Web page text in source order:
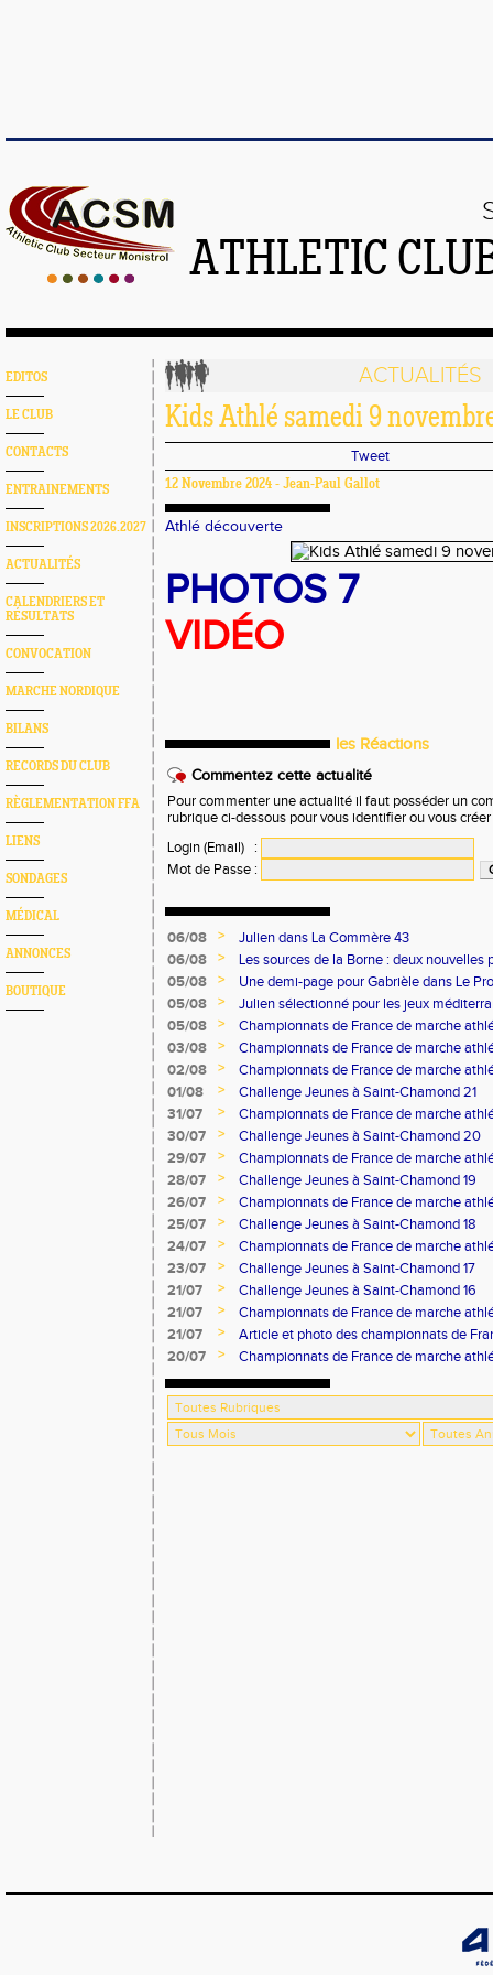
ATHLETIC
EDITOS
LE CLUB
CONTACTS
ENTRAINEMENTS
INSCRIPTIONS 2026.2027
ACTUALITÉS
CALENDRIERS ET
RÉSULTATS
CONVOCATION
MARCHE NORDIQUE
BILANS
RECORDS DU CLUB
RÈGLEMENTATION FFA
LIENS
SONDAGES
MÉDICAL
ANNONCES
BOUTIQUE
ACTUALITÉS
Kids Athlé samedi 9
Tweet
12 Novembre 2024 - Jean-Paul Gallot
Athlé découverte
PHOTOS 7
VIDÉO
les Réactions
Commentez cette actualité
Pour commenter une actualité il faut posséder un
rubrique ci-dessous pour vous identifier ou vous
Login (Email)
:
Mot de Passe :
06/08 >
Julien dans La Commère 43
06/08
>
Les sources de la Borne : deux nouvelles
05/08
>
Une demi-page pour Gabrièle dans Le
05/08
>
Julien sélectionné pour les jeux
05/08
>
Championnats de France de marche
03/08
>
Championnats de France de marche
02/08
>
Championnats de France de marche
01/08
>
Challenge Jeunes à Saint-Chamond 21
31/07
>
Championnats de France de marche
30/07
>
Challenge Jeunes à Saint-Chamond 20
29/07
>
Championnats de France de marche
28/07
>
Challenge Jeunes à Saint-Chamond 19
26/07
>
Championnats de France de marche
25/07
>
Challenge Jeunes à Saint-Chamond 18
24/07
>
Championnats de France de marche
23/07
>
Challenge Jeunes à Saint-Chamond 17
21/07
>
Challenge Jeunes à Saint-Chamond 16
21/07
>
Championnats de France de marche
21/07
>
Article et photo des championnats de
Progrès
20/07 > Championnats de France de marche